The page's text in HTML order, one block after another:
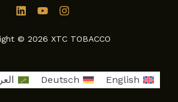
© 2026 XTC TOBACCO
English
Deutsch